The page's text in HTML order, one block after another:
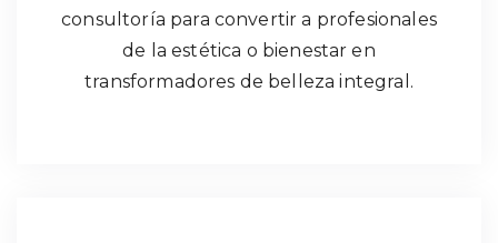
consultoría para convertir a profesionales
de la estética o bienestar en
transformadores de belleza integral.